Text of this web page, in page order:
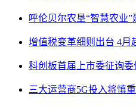
呼伦贝尔农垦“智慧农业”
增值税变革细则出台 4月
科创板首届上市委征询
三大运营商5G投入将慎